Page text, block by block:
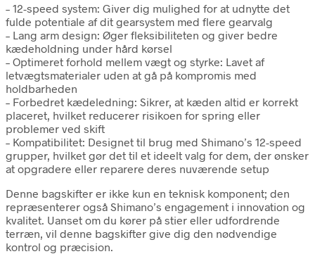
– 12-speed system: Giver dig mulighed for at udnytte det
fulde potentiale af dit gearsystem med flere gearvalg
– Lang arm design: Øger fleksibiliteten og giver bedre
kædeholdning under hård kørsel
– Optimeret forhold mellem vægt og styrke: Lavet af
letvægtsmaterialer uden at gå på kompromis med
holdbarheden
– Forbedret kædeledning: Sikrer, at kæden altid er korrekt
placeret, hvilket reducerer risikoen for spring eller
problemer ved skift
– Kompatibilitet: Designet til brug med Shimano’s 12-speed
grupper, hvilket gør det til et ideelt valg for dem, der ønsker
at opgradere eller reparere deres nuværende setup
Denne bagskifter er ikke kun en teknisk komponent; den
repræsenterer også Shimano’s engagement i innovation og
kvalitet. Uanset om du kører på stier eller udfordrende
terræn, vil denne bagskifter give dig den nødvendige
kontrol og præcision.